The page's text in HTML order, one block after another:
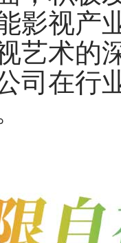
影视产
艺术的
司在行